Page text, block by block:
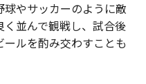
やサッカーのように敵
く並んで観戦し、試合後
ルを酌み交わすことも